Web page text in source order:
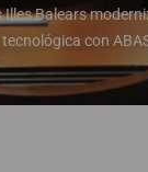
Illes Balears
tecnológica con